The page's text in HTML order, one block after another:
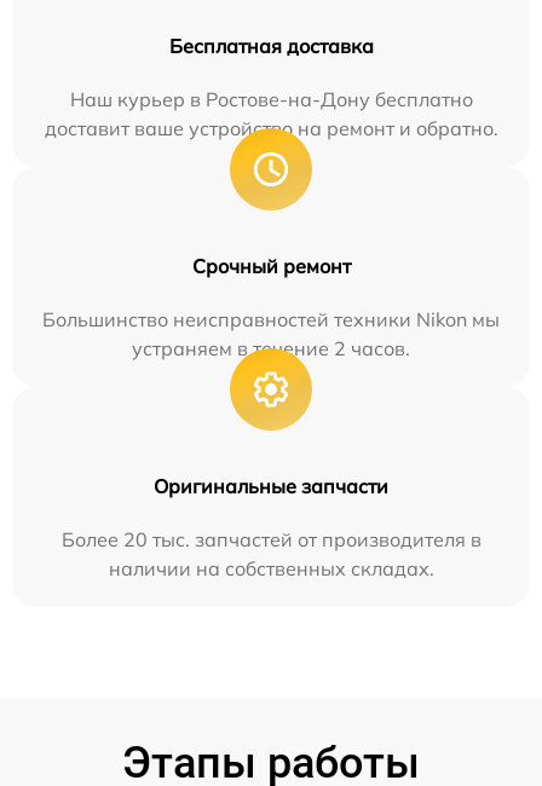
Бесплатная доставка
Наш курьер в Ростове-на-Дону бесплатно
доставит ваше устройство на ремонт и обратно.
Срочный ремонт
Большинство неисправностей техники Nikon мы
устраняем в течение 2 часов.
Оригинальные запчасти
Более 20 тыс. запчастей от производителя в
наличии на собственных складах.
Этапы работы